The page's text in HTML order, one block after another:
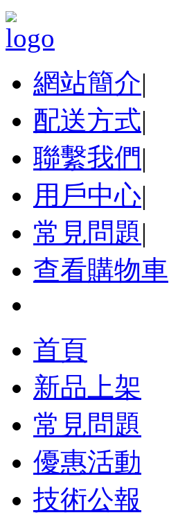
網站簡介|
配送方式|
聯繫我們|
用戶中心|
常見問題|
查看購物車
首頁
新品上架
常見問題
優惠活動
技術公報